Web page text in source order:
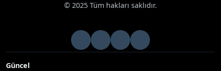
© 2025 Tüm hakları saklıdır.
Güncel